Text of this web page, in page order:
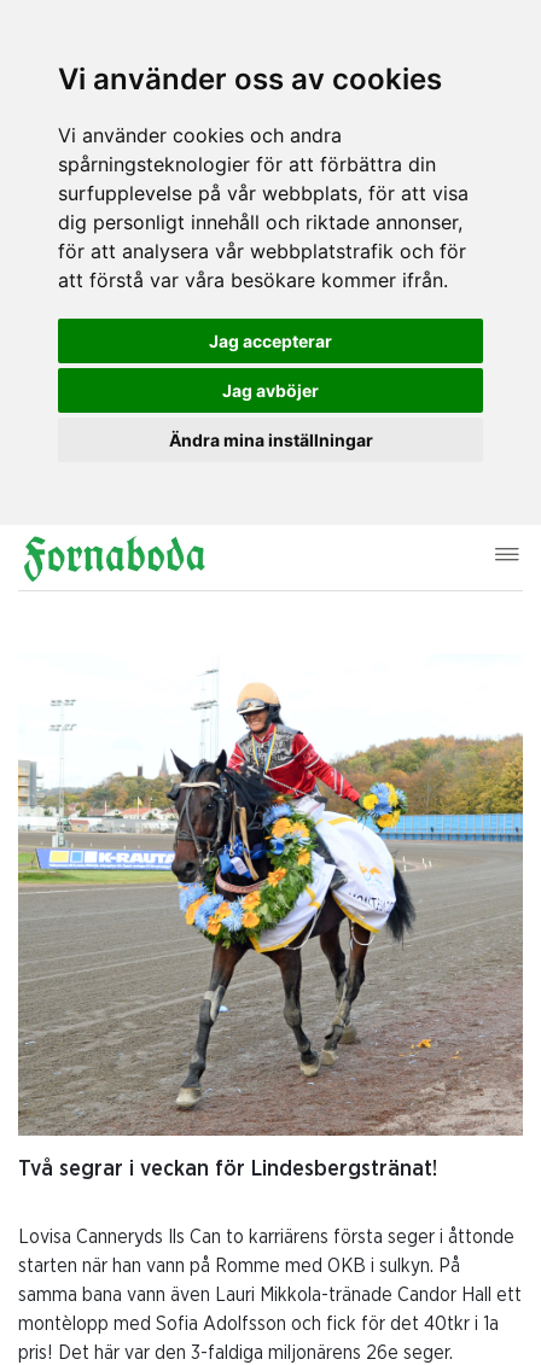
Vi använder oss av cookies
Vi använder cookies och andra
spårningsteknologier för att förbättra din
surfupplevelse på vår webbplats, för att visa
dig personligt innehåll och riktade annonser,
för att analysera vår webbplatstrafik och för
att förstå var våra besökare kommer ifrån.
Jag accepterar
Jag avböjer
Ändra mina inställningar
Två segrar i veckan för Lindesbergstränat!
Lovisa Canneryds Ils Can to karriärens första seger i åttonde
starten när han vann på Romme med OKB i sulkyn. På
samma bana vann även Lauri Mikkola-tränade Candor Hall ett
montèlopp med Sofia Adolfsson och fick för det 40tkr i 1a
pris! Det här var den 3-faldiga miljonärens 26e seger.